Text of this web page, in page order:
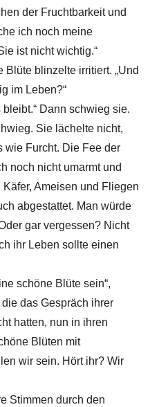
der Fruchtbarkeit und
ich noch meine
ist nicht wichtig.“
Blüte blinzelte irritiert. „Und
im Leben?“
Dann schwieg sie.
Sie lächelte nicht,
wie Furcht. Die Fee der
noch nicht umarmt und
Ameisen und Fliegen
abgestattet. Man würde
gar vergessen? Nicht
ihr Leben sollte einen
schöne Blüte sein“,
das Gespräch ihrer
hatten, nun in ihren
Blüten mit
wir sein. Hört ihr? Wir
Stimmen durch den